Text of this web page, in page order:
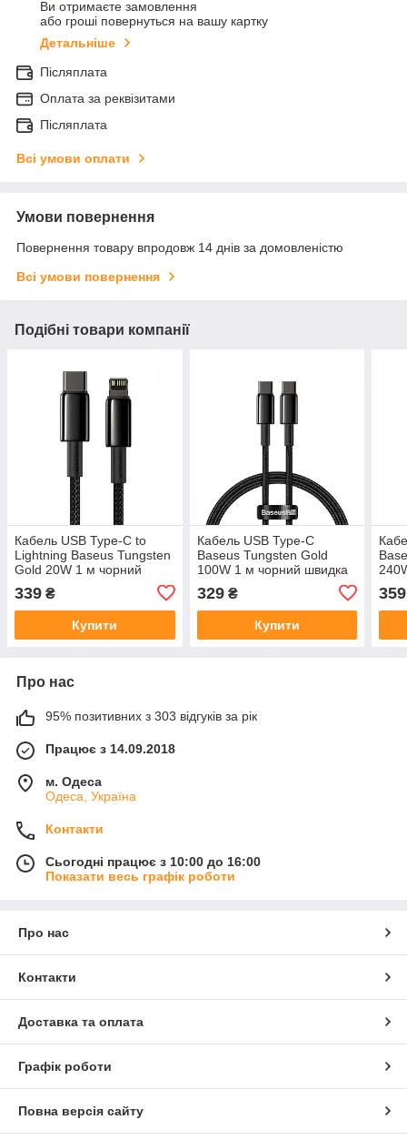
Ви отримаєте замовлення
або гроші повернуться на вашу картку
Детальніше
Післяплата
Оплата за реквізитами
Післяплата
Всі умови оплати
Умови повернення
Повернення товару впродовж 14 днів за домовленістю
Всі умови повернення
Подібні товари компанії
Кабель USB Type-C to
Lightning Baseus Tungsten
Gold 20W 1 м чорний
339 ₴
Купити
Кабель USB Type-C
Baseus Tungsten Gold
100W 1 м чорний швидка
329₴
Купити
359
Про нас
95% позитивних з 303 відгуків за рік
Працює з 14.09.2018
м. Одеса
Одеса, Україна
Контакти
Сьогодні працює з 10:00 до 16:00
Показати весь графік роботи
Про нас
Контакти
Доставка та оплата
Графік роботи
Повна версія сайту